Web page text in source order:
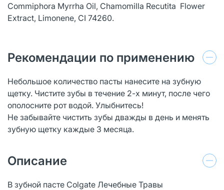
Commiphora Myrrha Oil, Chamomilla Recutita Flower
Extract, Limonene, CI 74260.
Рекомендации по применению
Небольшое количество пасты нанесите на зубную
щетку. Чистите зубы в течение 2-х минут, после чего
ополосните рот водой. Улыбнитесь!
Не забывайте чистить зубы дважды в день и менять
зубную щетку каждые 3 месяца.
Описание
В зубной пасте Colgate Лечебные Травы